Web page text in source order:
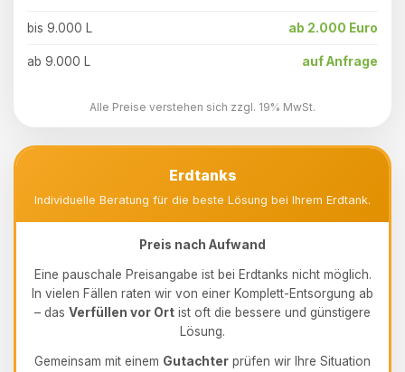
bis 9.000 L ab 2.000 Euro
ab 9.000 L auf Anfrage
Alle Preise verstehen sich zzgl. 19% MwSt.
Erdtanks
Individuelle Beratung für die beste Lösung bei Ihrem Erdtank.
Preis nach Aufwand
Eine pauschale Preisangabe ist bei Erdtanks nicht möglich.
In vielen Fällen raten wir von einer Komplett-Entsorgung ab
– das Verfüllen vor Ort ist oft die bessere und günstigere
Lösung.
Gemeinsam mit einem Gutachter prüfen wir Ihre Situation